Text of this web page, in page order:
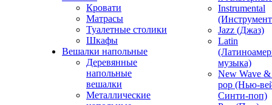
Кровати
Матрасы
Туалетные столики
Шкафы
Вешалки напольные
Деревянные
напольные
вешалки
Металлические
Instrumental
Jazz (Джаз)
Latin
музыка)
New Wave
pop (Нью-
Синти-поп)